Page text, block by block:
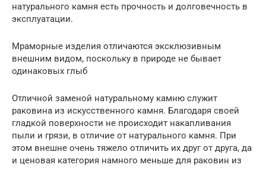
натурального камня есть прочность и долговечность в
эксплуатации.
Мраморные изделия отличаются эксклюзивным
внешним видом, поскольку в природе не бывает
одинаковых глыб
Отличной заменой натуральному камню служит
раковина из искусственного камня. Благодаря своей
гладкой поверхности не происходит накапливания
пыли и грязи, в отличие от натурального камня. При
этом внешне очень тяжело отличить их друг от друга, да
и ценовая категория намного меньше для раковин из